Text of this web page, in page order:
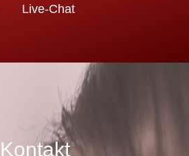
Live-Chat
Kontakt